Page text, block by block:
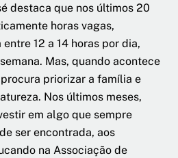
destaca que nos últimos 20
horas vagas,
12 a 14 horas por dia,
Mas, quando acontece
priorizar a família e
Nos últimos meses,
em algo que sempre
ser encontrada, aos
na Associação de